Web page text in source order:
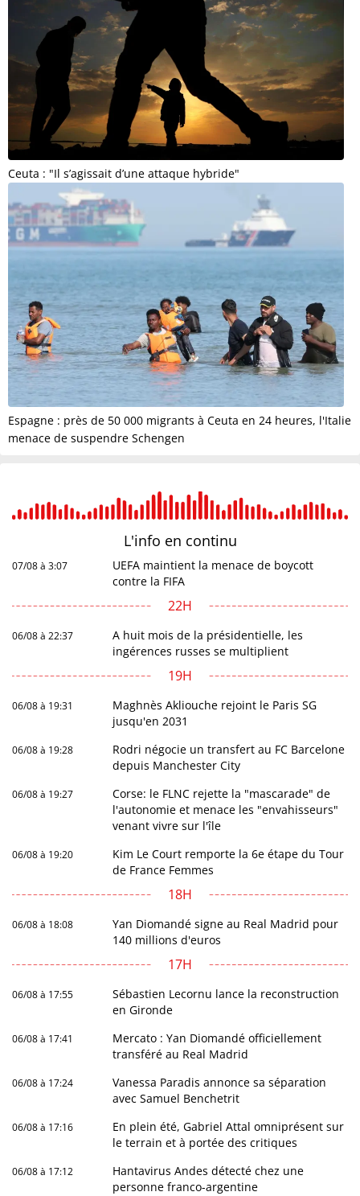
Ceuta : "Il s’agissait d’une attaque hybride"
Espagne : près de 50 000 migrants à Ceuta en 24 heures, l'Italie
menace de suspendre Schengen
L'info en continu
07/08 à 3:07
UEFA maintient la menace de boycott
contre la FIFA
22H
06/08 à 22:37
A huit mois de la présidentielle, les
ingérences russes se multiplient
19H
06/08 à 19:31
Maghnès Akliouche rejoint le Paris SG
jusqu'en 2031
06/08 à 19:28
Rodri négocie un transfert au FC Barcelone
depuis Manchester City
06/08 à 19:27
Corse: le FLNC rejette la "mascarade" de
l'autonomie et menace les "envahisseurs"
venant vivre sur l'île
06/08 à 19:20
Kim Le Court remporte la 6e étape du Tour
de France Femmes
18H
06/08 à 18:08
Yan Diomandé signe au Real Madrid pour
140 millions d'euros
17H
06/08 à 17:55
Sébastien Lecornu lance la reconstruction
en Gironde
06/08 à 17:41
Mercato : Yan Diomandé officiellement
transféré au Real Madrid
06/08 à 17:24
Vanessa Paradis annonce sa séparation
avec Samuel Benchetrit
06/08 à 17:16
En plein été, Gabriel Attal omniprésent sur
le terrain et à portée des critiques
06/08 à 17:12
Hantavirus Andes détecté chez une
personne franco-argentine